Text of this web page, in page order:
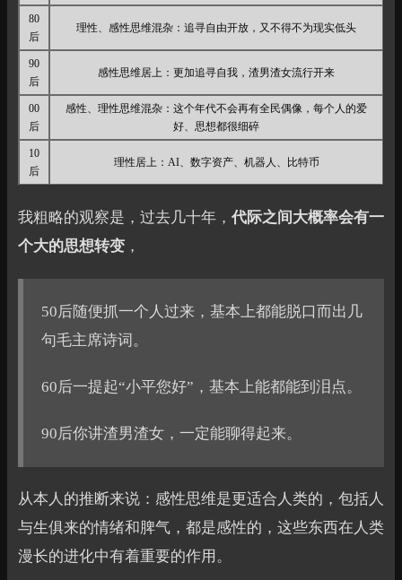
80
后
理性、感性思维混杂：追寻自由开放，又不得不为现实低头
90
后
感性思维居上：更加追寻自我，渣男渣女流行开来
00
后
感性、理性思维混杂：这个年代不会再有全民偶像，每个人的爱
好、思想都很细碎
10
后
理性居上：AI、数字资产、机器人、比特币
我粗略的观察是，过去几十年， 代际之间大概率会有一
个大的思想转变 ，
50后随便抓一个人过来，基本上都能脱口而出几
句毛主席诗词。
60后一提起“小平您好”，基本上能都能到泪点。
90后你讲渣男渣女，一定能聊得起来。
从本人的推断来说：感性思维是更适合人类的，包括人
与生俱来的情绪和脾气，都是感性的，这些东西在人类
漫长的进化中有着重要的作用。